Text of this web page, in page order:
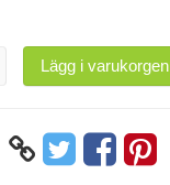
Lägg i varukorgen